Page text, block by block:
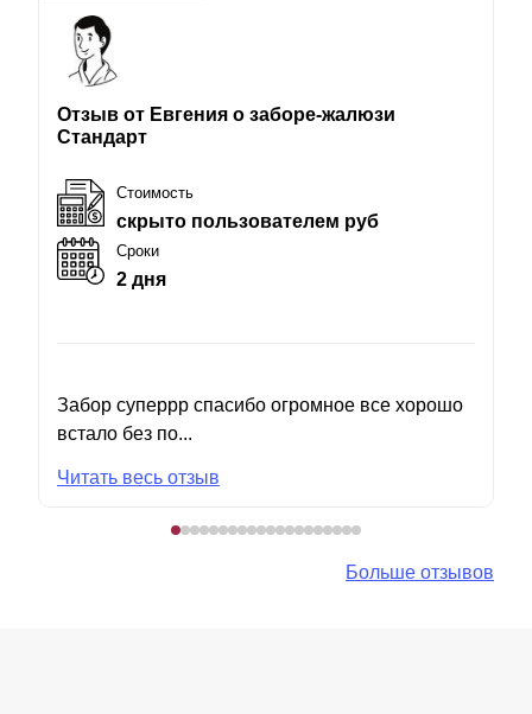
Отзыв от Евгения о заборе-жалюзи
Стандарт
Стоимость
скрыто пользователем руб
Сроки
2 дня
Забор суперрр спасибо огромное все хорошо
встало без по...
Читать весь отзыв
Больше отзывов